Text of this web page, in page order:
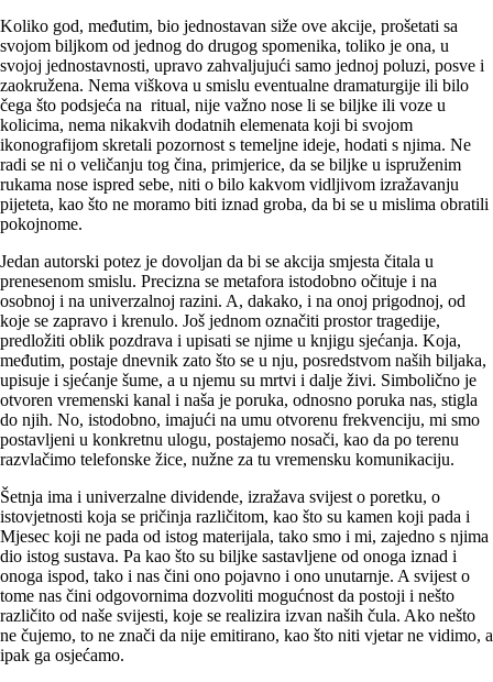
Koliko god, međutim, bio jednostavan siže ove akcije, prošetati sa
svojom biljkom od jednog do drugog spomenika, toliko je ona, u
svojoj jednostavnosti, upravo zahvaljujući samo jednoj poluzi, posve i
zaokružena. Nema viškova u smislu eventualne dramaturgije ili bilo
čega što podsjeća na ritual, nije važno nose li se biljke ili voze u
kolicima, nema nikakvih dodatnih elemenata koji bi svojom
ikonografijom skretali pozornost s temeljne ideje, hodati s njima. Ne
radi se ni o veličanju tog čina, primjerice, da se biljke u ispruženim
rukama nose ispred sebe, niti o bilo kakvom vidljivom izražavanju
pijeteta, kao što ne moramo biti iznad groba, da bi se u mislima obratili
pokojnome.
Jedan autorski potez je dovoljan da bi se akcija smjesta čitala u
prenesenom smislu. Precizna se metafora istodobno očituje i na
osobnoj i na univerzalnoj razini. A, dakako, i na onoj prigodnoj, od
koje se zapravo i krenulo. Još jednom označiti prostor tragedije,
predložiti oblik pozdrava i upisati se njime u knjigu sjećanja. Koja,
međutim, postaje dnevnik zato što se u nju, posredstvom naših biljaka,
upisuje i sjećanje šume, a u njemu su mrtvi i dalje živi. Simbolično je
otvoren vremenski kanal i naša je poruka, odnosno poruka nas, stigla
do njih. No, istodobno, imajući na umu otvorenu frekvenciju, mi smo
postavljeni u konkretnu ulogu, postajemo nosači, kao da po terenu
razvlačimo telefonske žice, nužne za tu vremensku komunikaciju.
Šetnja ima i univerzalne dividende, izražava svijest o poretku, o
istovjetnosti koja se pričinja različitom, kao što su kamen koji pada i
Mjesec koji ne pada od istog materijala, tako smo i mi, zajedno s njima
dio istog sustava. Pa kao što su biljke sastavljene od onoga iznad i
onoga ispod, tako i nas čini ono pojavno i ono unutarnje. A svijest o
tome nas čini odgovornima dozvoliti mogućnost da postoji i nešto
različito od naše svijesti, koje se realizira izvan naših čula. Ako nešto
ne čujemo, to ne znači da nije emitirano, kao što niti vjetar ne vidimo, a
ipak ga osjećamo.